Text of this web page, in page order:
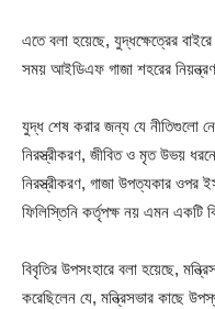
এতে বলা হয়েছে, যুদ্ধক্ষেত্রের
সময় আইডিএফ গাজা শহরের
যুদ্ধ শেষ করার জন্য যে নীতিগুলো
নিরস্ত্রীকরণ, জীবিত ও মৃত উভয়
নিরস্ত্রীকরণ, গাজা উপত্যকার ওপর
ফিলিস্তিনি কর্তৃপক্ষ নয় এমন একটি
বিবৃতির উপসংহারে বলা হয়েছে,
করেছিলেন যে, মন্ত্রিসভার কাছে